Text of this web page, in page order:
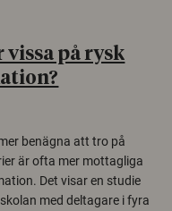
på rysk
benägna att tro på
är ofta mer mottagliga
Det visar en studie
med deltagare i fyra